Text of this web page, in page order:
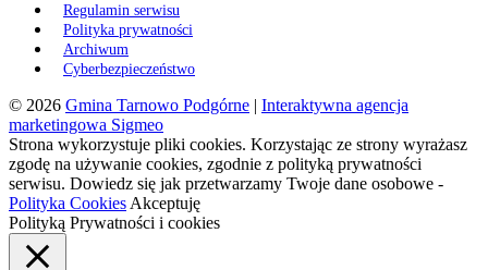
Regulamin serwisu
Polityka prywatności
Archiwum
Cyberbezpieczeństwo
© 2026 Gmina Tarnowo Podgórne | Interaktywna agencja
marketingowa Sigmeo
Strona wykorzystuje pliki cookies. Korzystając ze strony wyrażasz
zgodę na używanie cookies, zgodnie z polityką prywatności
serwisu. Dowiedz się jak przetwarzamy Twoje dane osobowe -
Polityka Cookies Akceptuję
Polityką Prywatności i cookies